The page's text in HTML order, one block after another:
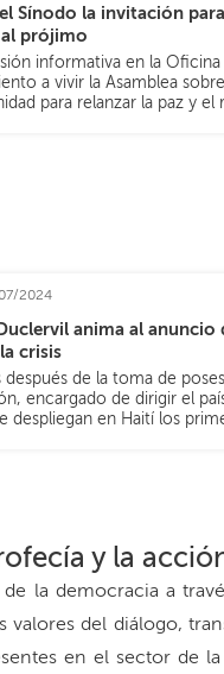
el Sínodo la invitación
prójimo
informativa en la
a vivir la Asamblea
para relanzar la paz y el
2024
anima al anuncio
crisis
después de la toma de
encargado de dirigir el
despliegan en Haití los
y la
la democracia a
valores del diálogo,
en el sector de